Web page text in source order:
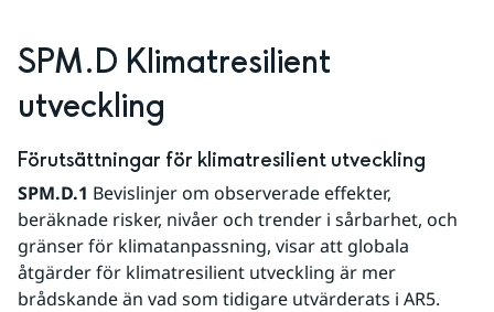
SPM.D Klimatresilient
utveckling
Förutsättningar för klimatresilient utveckling
SPM.D.1 Bevislinjer om observerade effekter,
beräknade risker, nivåer och trender i sårbarhet, och
gränser för klimatanpassning, visar att globala
åtgärder för klimatresilient utveckling är mer
brådskande än vad som tidigare utvärderats i AR5.